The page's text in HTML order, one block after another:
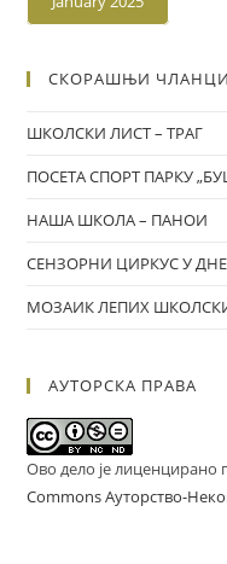
СКОРАШЊИ ЧЛАНЦИ
ШКОЛСКИ ЛИСТ – ТРАГ
ПОСЕТА СПОРТ ПАРКУ
НАША ШКОЛА – ПАНОИ
СЕНЗОРНИ ЦИРКУС У
МОЗАИК ЛЕПИХ
АУТОРСКА ПРАВА
Ово дело је лиценцирано
Commons Ауторство-